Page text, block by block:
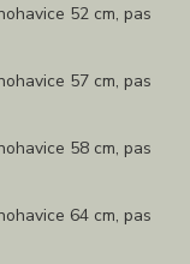
52 cm, pas
57 cm, pas
58 cm, pas
64 cm, pas